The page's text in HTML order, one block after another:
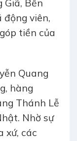
Giã, Bến
động viên,
tiền của
Quang
hàng
Thánh Lễ
Nhờ sự
xứ, các